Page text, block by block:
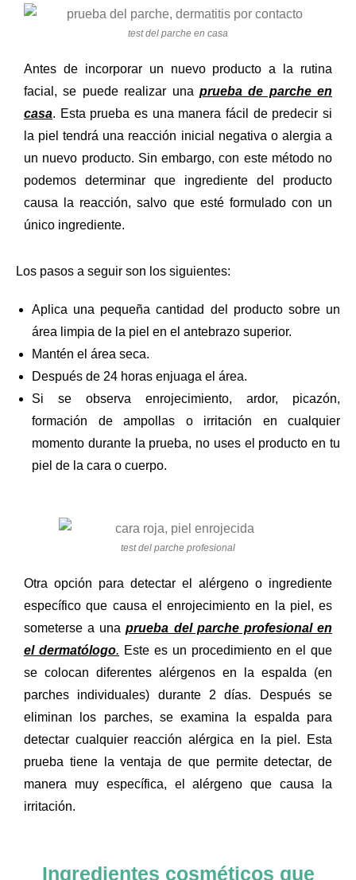
test del parche en casa
Antes de incorporar un nuevo producto a la rutina
facial, se puede realizar una prueba de parche en
casa. Esta prueba es una manera fácil de predecir si
la piel tendrá una reacción inicial negativa o alergia a
un nuevo producto. Sin embargo, con este método no
podemos determinar que ingrediente del producto
causa la reacción, salvo que esté formulado con un
único ingrediente.
Los pasos a seguir son los siguientes:
Aplica una pequeña cantidad del producto sobre un
área limpia de la piel en el antebrazo superior.
Mantén el área seca.
Después de 24 horas enjuaga el área.
Si se observa enrojecimiento, ardor, picazón,
formación de ampollas o irritación en cualquier
momento durante la prueba, no uses el producto en tu
piel de la cara o cuerpo.
test del parche profesional
Otra opción para detectar el alérgeno o ingrediente
específico que causa el enrojecimiento en la piel, es
someterse a unaprueba del parche profesional en
el dermatólogo. Este es un procedimiento en el que
se colocan diferentes alérgenos en la espalda (en
parches individuales) durante 2 días. Después se
eliminan los parches, se examina la espalda para
detectar cualquier reacción alérgica en la piel. Esta
prueba tiene la ventaja de que permite detectar, de
manera muy específica, el alérgeno que causa la
irritación.
Ingredientes cosméticos que